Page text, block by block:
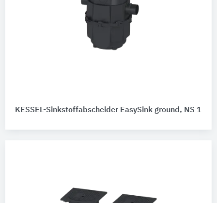
KESSEL-Sinkstoffabscheider EasySink ground, NS 1